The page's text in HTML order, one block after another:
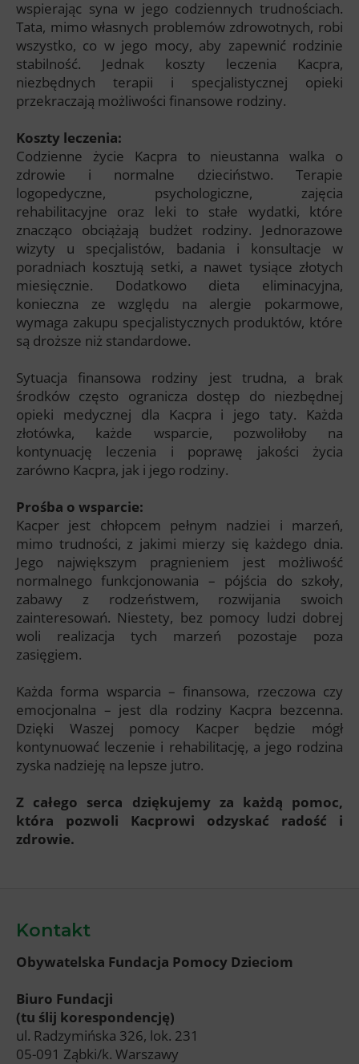
wspierając syna w jego codziennych trudnościach.
Tata, mimo własnych problemów zdrowotnych, robi
wszystko, co w jego mocy, aby zapewnić rodzinie
stabilność. Jednak koszty leczenia Kacpra,
niezbędnych terapii i specjalistycznej opieki
przekraczają możliwości finansowe rodziny.
Koszty leczenia:
Codzienne życie Kacpra to nieustanna walka o
zdrowie i normalne dzieciństwo. Terapie
logopedyczne, psychologiczne, zajęcia
rehabilitacyjne oraz leki to stałe wydatki, które
znacząco obciążają budżet rodziny. Jednorazowe
wizyty u specjalistów, badania i konsultacje w
poradniach kosztują setki, a nawet tysiące złotych
miesięcznie. Dodatkowo dieta eliminacyjna,
konieczna ze względu na alergie pokarmowe,
wymaga zakupu specjalistycznych produktów, które
są droższe niż standardowe.
Sytuacja finansowa rodziny jest trudna, a brak
środków często ogranicza dostęp do niezbędnej
opieki medycznej dla Kacpra i jego taty. Każda
złotówka, każde wsparcie, pozwoliłoby na
kontynuację leczenia i poprawę jakości życia
zarówno Kacpra, jak i jego rodziny.
Prośba o wsparcie:
Kacper jest chłopcem pełnym nadziei i marzeń,
mimo trudności, z jakimi mierzy się każdego dnia.
Jego największym pragnieniem jest możliwość
normalnego funkcjonowania – pójścia do szkoły,
zabawy z rodzeństwem, rozwijania swoich
zainteresowań. Niestety, bez pomocy ludzi dobrej
woli realizacja tych marzeń pozostaje poza
zasięgiem.
Każda forma wsparcia – finansowa, rzeczowa czy
emocjonalna – jest dla rodziny Kacpra bezcenna.
Dzięki Waszej pomocy Kacper będzie mógł
kontynuować leczenie i rehabilitację, a jego rodzina
zyska nadzieję na lepsze jutro.
Z całego serca dziękujemy za każdą pomoc,
która pozwoli Kacprowi odzyskać radość i
zdrowie.
Kontakt
Obywatelska Fundacja Pomocy Dzieciom
Biuro Fundacji
(tu ślij korespondencję)
ul. Radzymińska 326, lok. 231
05-091 Ząbki/k. Warszawy